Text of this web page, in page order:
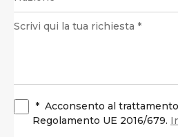
* Acconsento al
Regolamento UE 2016/679.